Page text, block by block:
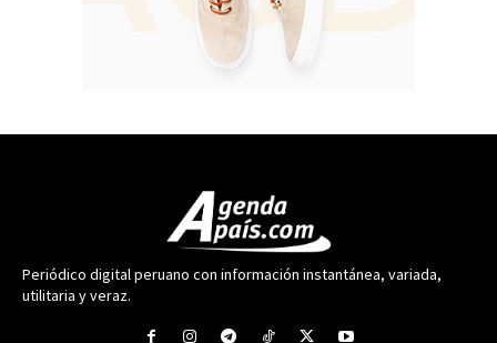
Periódico digital peruano con información instantánea, variada,
utilitaria y veraz.